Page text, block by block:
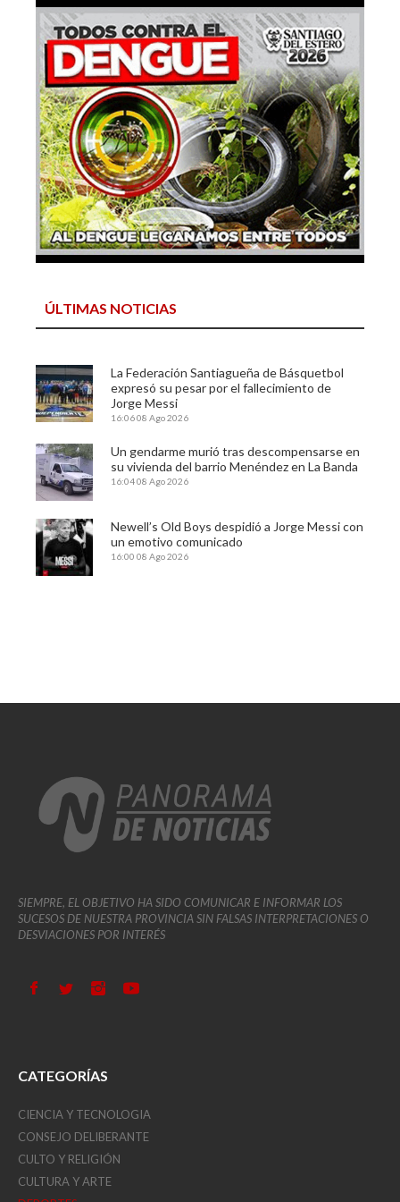
ÚLTIMAS NOTICIAS
La Federación Santiagueña de Básquetbol
expresó su pesar por el fallecimiento de
Jorge Messi
16:0608 Ago 2026
Un gendarme murió tras descompensarse en
su vivienda del barrio Menéndez en La Banda
16:0408 Ago 2026
Newell’s Old Boys despidió a Jorge Messi con
un emotivo comunicado
16:00 08 Ago 2026
SIEMPRE, EL OBJETIVO HA SIDO COMUNICAR E INFORMAR LOS
SUCESOS DE NUESTRA PROVINCIA SIN FALSAS INTERPRETACIONES O
DESVIACIONES POR INTERÉS
CATEGORÍAS
CIENCIA Y TECNOLOGIA
CONSEJO DELIBERANTE
CULTO Y RELIGIÓN
CULTURA Y ARTE